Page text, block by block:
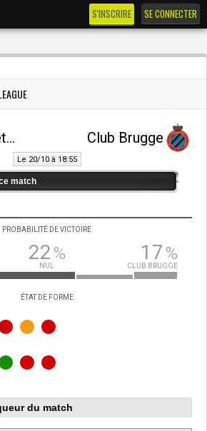
S'INSCRIRE SE CONNECTER
Zenit St Petersburg Club Brugge
Le 20/10 à 18:55
match
PROBABILITÉ DE VICTOIRE
22%
NUL
17%
CLUB BRUGGE
ÉTAT DE FORME
du match